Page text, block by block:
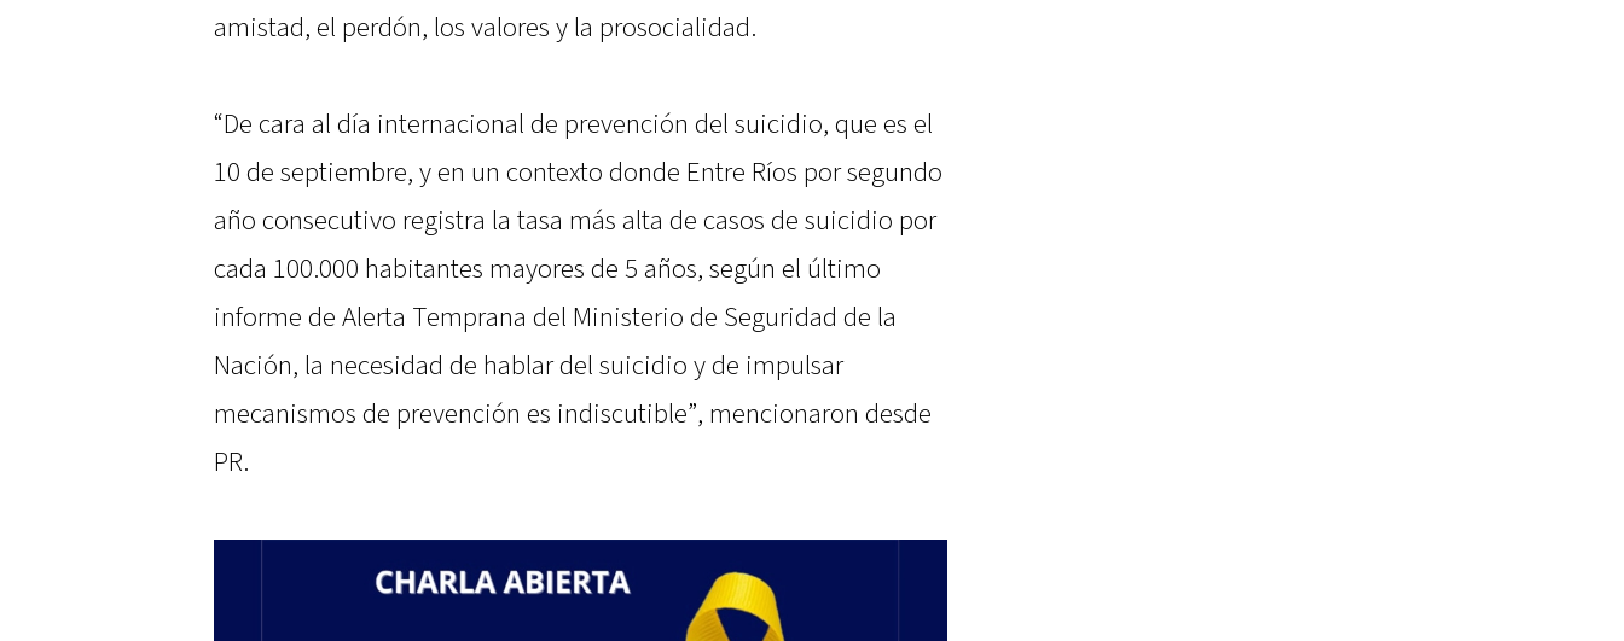
amistad, el perdón, los valores y la prosocialidad.
“De cara al día internacional de prevención del suicidio, que es el
10 de septiembre, y en un contexto donde Entre Ríos por segundo
año consecutivo registra la tasa más alta de casos de suicidio por
cada 100.000 habitantes mayores de 5 años, según el último
informe de Alerta Temprana del Ministerio de Seguridad de la
Nación, la necesidad de hablar del suicidio y de impulsar
mecanismos de prevención es indiscutible”, mencionaron desde
PR.